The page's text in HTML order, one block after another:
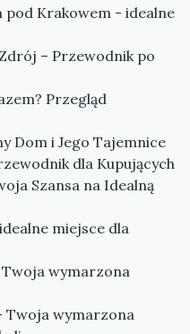
pod Krakowem - idealne
– Przewodnik po
Przegląd
Dom i Jego Tajemnice
dla Kupujących
Szansa na Idealną
miejsce dla
wymarzona
Twoja wymarzona